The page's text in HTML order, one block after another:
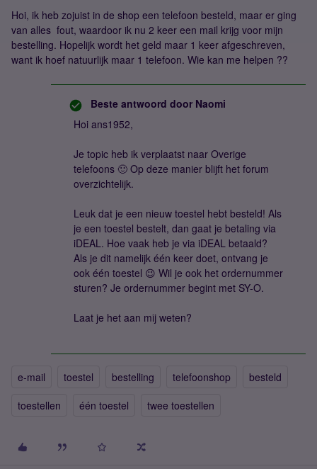
Hoi, ik heb zojuist in de shop een telefoon besteld, maar er ging
van alles fout, waardoor ik nu 2 keer een mail krijg voor mijn
bestelling. Hopelijk wordt het geld maar 1 keer afgeschreven,
want ik hoef natuurlijk maar 1 telefoon. Wie kan me helpen ??
Beste antwoord door Naomi
Hoi ans1952,
Je topic heb ik verplaatst naar Overige
telefoons 🙂 Op deze manier blijft het forum
overzichtelijk.
Leuk dat je een nieuw toestel hebt besteld! Als
je een toestel bestelt, dan gaat je betaling via
iDEAL. Hoe vaak heb je via iDEAL betaald?
Als je dit namelijk één keer doet, ontvang je
ook één toestel 😉 Wil je ook het ordernummer
sturen? Je ordernummer begint met SY-O.
Laat je het aan mij weten?
e-mail toestel bestelling telefoonshop
besteld
toestellen
één toestel twee toestellen